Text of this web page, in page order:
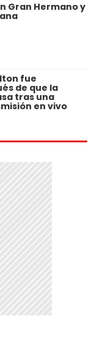
Gran Hermano y
fue
de que la
tras una
en vivo